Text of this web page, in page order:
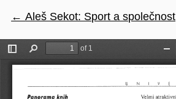
←Návrat na podrobnosti článku
Aleš Sekot: Sport a společnost